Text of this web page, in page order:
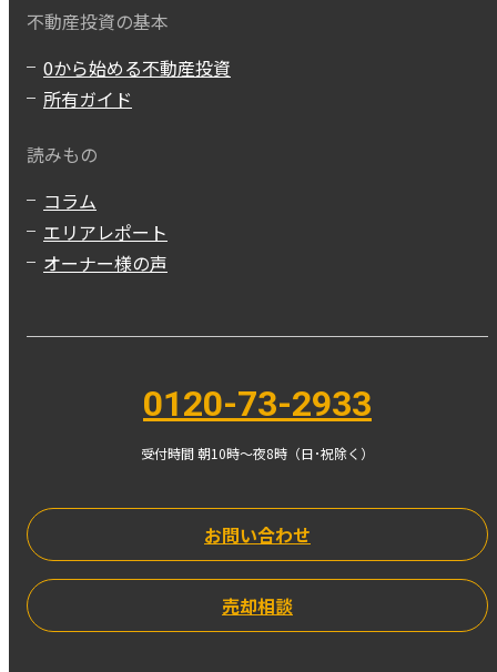
不動産投資の基本
0から始める不動産投資
所有ガイド
読みもの
コラム
エリアレポート
オーナー様の声
0120-73-2933
受付時間 朝10時〜夜8時（日･祝除く）
お問い合わせ
売却相談